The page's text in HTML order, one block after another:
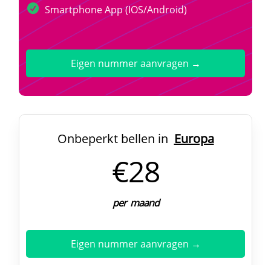
Smartphone App (IOS/Android)
Eigen nummer aanvragen →
Onbeperkt bellen in Europa
€28
per maand
Eigen nummer aanvragen →